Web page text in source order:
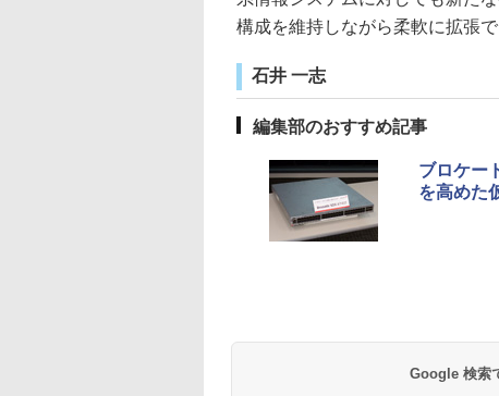
構成を維持しながら柔軟に拡張
石井 一志
編集部のおすすめ記事
ブロケー
を高めた
Google 検索